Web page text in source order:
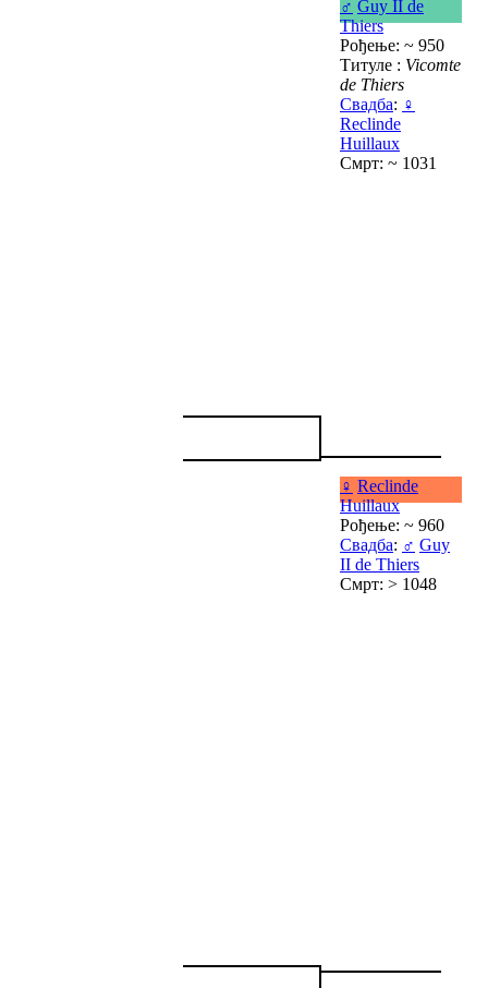
♂ Guy II de
Thiers
Рођење: ~ 950
Титуле : Vicomte
de Thiers
Свадба: ♀
Reclinde
Huillaux
Смрт: ~ 1031
♀ Reclinde
Huillaux
Рођење: ~ 960
Свадба: ♂ Guy
II de Thiers
Смрт: > 1048